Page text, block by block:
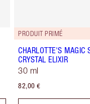
PRODUIT PRIMÉ
CHARLOTTE'S MAGIC
CRYSTAL ELIXIR
30 ml
82,00 €